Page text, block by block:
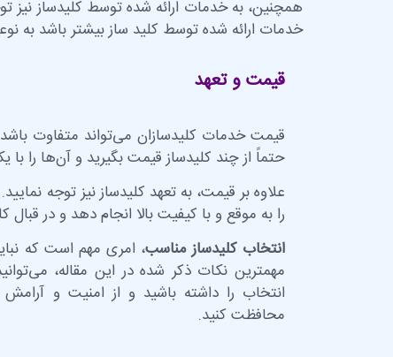
همچنین، به خدمات ارائه شده توسط کلیدساز نیز
خدمات ارائه شده توسط کلید ساز بیشتر باشد به
قیمت و تعهد
قیمت خدمات کلیدسازان می‌تواند متفاوت
حتماً از چند کلیدساز قیمت بگیرید و آن‌ها را با
علاوه بر قیمت، به تعهد کلیدساز نیز توجه
را به موقع و با کیفیت بالا انجام دهد و در
انتخاب کلیدساز مناسب، امری مهم است که
مهمترین نکات ذکر شده در این مقاله،
انتخاب را داشته باشید و از امنیت و
محافظت کنید.